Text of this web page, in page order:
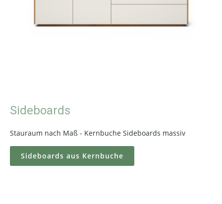
Sideboards
Stauraum nach Maß - Kernbuche Sideboards massiv
Sideboards aus Kernbuche